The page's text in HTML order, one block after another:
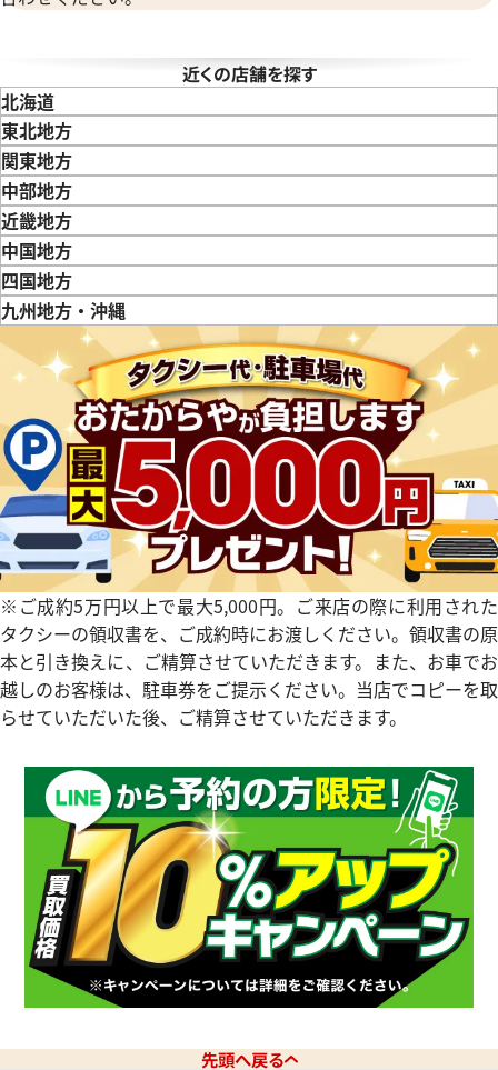
イトジャスト 41 126331 チ
字盤
格
点の参考買取価格です
クゴールド
参考買取価格
2,843,000円
※2026年2月9日時点の参考買
イトジャスト 126331G 10P
インデックス
27日時点の参考買取価格で
ロレックス デイトジャスト
チョコレート文字盤
参考買取価格
3,670,000 円
※2026年7月時点の参考買取価
近くの店舗を探す
北海道
東北地方
青森県岩手県
関東地方
東京都神奈川県
中部地方
新潟県富山県
近畿地方
三重県滋賀県
中国地方
鳥取県島根県
四国地方
徳島県香川県愛媛県
九州地方・沖縄
福岡県
佐賀県 長崎県 熊本県大分県宮崎県鹿児島県
※ご成約5万円以上で最大5,000円。ご来店の際に利用された
タクシーの領収書を、ご成約時にお渡しください。領収書の原
本と引き換えに、ご精算させていただきます。また、お車でお
越しのお客様は、駐車券をご提示ください。当店でコピーを取
らせていただいた後、ご精算させていただきます。
先頭へ戻る